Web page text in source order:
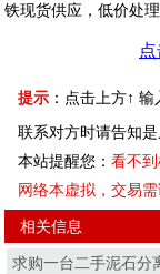
铁现货供应，低价处
提示 ：点击上方↑
联系对方时请告知是
本站提醒您：看不
网络本虚拟，交易需
相关信息
求购一台二手泥石分